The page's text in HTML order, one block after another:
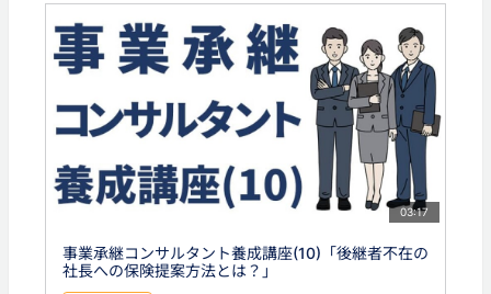
03:17
事業承継コンサルタント養成講座(10)「後継者不在の
社長への保険提案方法とは？」